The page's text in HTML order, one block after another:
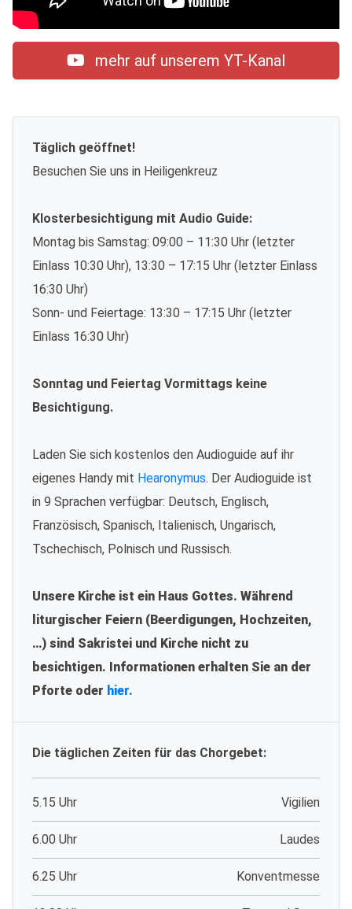
mehr auf unserem YT-Kanal
Täglich geöffnet!
Besuchen Sie uns in Heiligenkreuz
Klosterbesichtigung mit Audio Guide:
Montag bis Samstag: 09:00 – 11:30 Uhr (letzter
Einlass 10:30 Uhr), 13:30 – 17:15 Uhr (letzter Einlass
16:30 Uhr)
Sonn- und Feiertage: 13:30 – 17:15 Uhr (letzter
Einlass 16:30 Uhr)
Sonntag und Feiertag Vormittags keine
Besichtigung.
Laden Sie sich kostenlos den Audioguide auf ihr
eigenes Handy mit Hearonymus. Der Audioguide ist
in 9 Sprachen verfügbar: Deutsch, Englisch,
Französisch, Spanisch, Italienisch, Ungarisch,
Tschechisch, Polnisch und Russisch.
Unsere Kirche ist ein Haus Gottes. Während
liturgischer Feiern (Beerdigungen, Hochzeiten,
…) sind Sakristei und Kirche nicht zu
besichtigen. Informationen erhalten Sie an der
Pforte oder hier.
Die täglichen Zeiten für das Chorgebet:
5.15 Uhr Vigilien
6.00 Uhr Laudes
6.25 Uhr Konventmesse